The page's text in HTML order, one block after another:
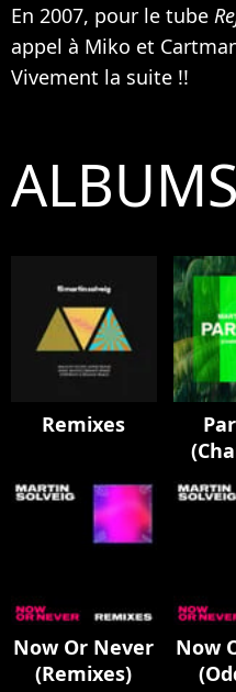
En 2007, pour le tube
appel à Miko et
Vivement la suite !!
ALBUMS
Remixes
Now Or Never
(Remixes)
Now